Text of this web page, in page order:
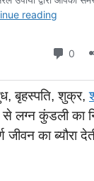
बृहस्पति, शुक्र,
लग्न कुंडली का
का ब्यौरा